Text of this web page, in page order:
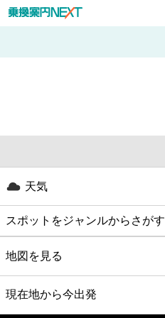
天気
スポットをジャンルからさがす
グルメ
映画
地図を見る
現在地から今出発